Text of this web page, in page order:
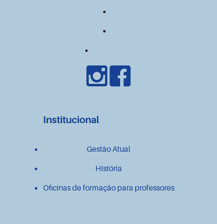
Institucional
Gestão Atual
História
Oficinas de formação para professores